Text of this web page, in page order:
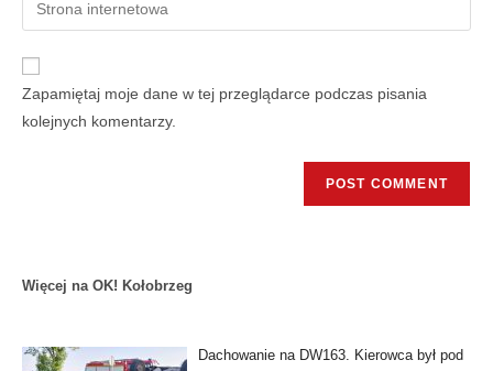
Zapamiętaj moje dane w tej przeglądarce podczas pisania
kolejnych komentarzy.
Więcej na OK! Kołobrzeg
Dachowanie na DW163. Kierowca był pod